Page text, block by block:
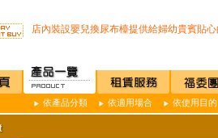
店內裝設嬰兒換尿布檯提供給婦幼貴賓貼
K3 Plus 全自動紅外線測溫儀(附立架) 預購
K387D全自動雙感溫酒精手部消毒機 升級
唯一驗證過可有效抑制COVID-19的神器
通用型防疫透明面罩10入裝
依產品分類 依適用場合 依使用目的